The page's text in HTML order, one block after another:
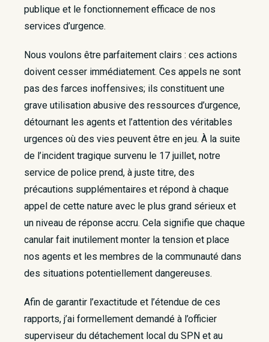
publique et le fonctionnement efficace de nos
services d’urgence.
Nous voulons être parfaitement clairs : ces actions
doivent cesser immédiatement. Ces appels ne sont
pas des farces inoffensives; ils constituent une
grave utilisation abusive des ressources d’urgence,
détournant les agents et l’attention des véritables
urgences où des vies peuvent être en jeu. À la suite
de l’incident tragique survenu le 17 juillet, notre
service de police prend, à juste titre, des
précautions supplémentaires et répond à chaque
appel de cette nature avec le plus grand sérieux et
un niveau de réponse accru. Cela signifie que chaque
canular fait inutilement monter la tension et place
nos agents et les membres de la communauté dans
des situations potentiellement dangereuses.
Afin de garantir l’exactitude et l’étendue de ces
rapports, j’ai formellement demandé à l’officier
superviseur du détachement local du SPN et au